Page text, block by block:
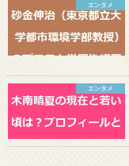
エンタメ
エンタメ